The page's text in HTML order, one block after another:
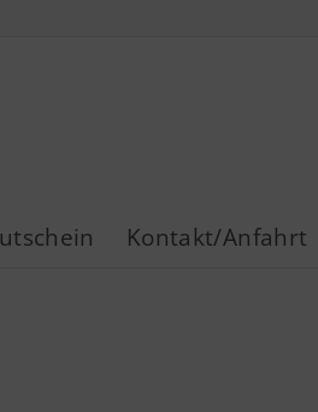
Kontakt/Anfahrt